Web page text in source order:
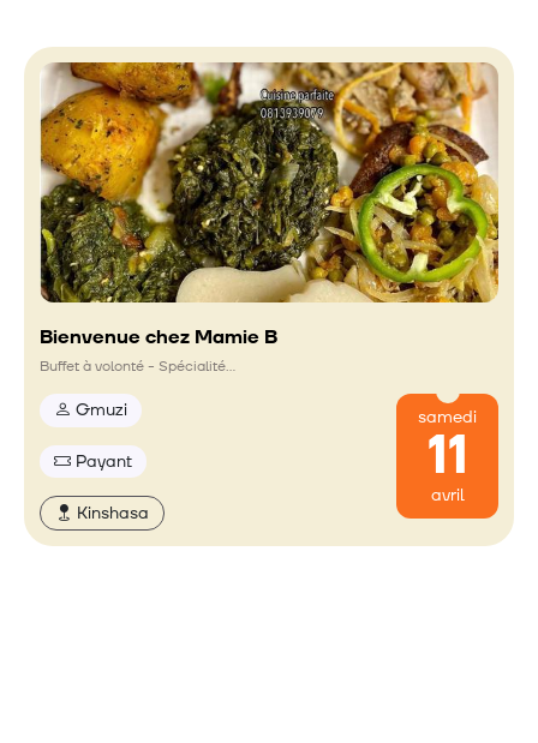
Bienvenue chez Mamie B
Buffet à volonté - Spécialité…
Gmuzi
Payant
Kinshasa
samedi
11
avril